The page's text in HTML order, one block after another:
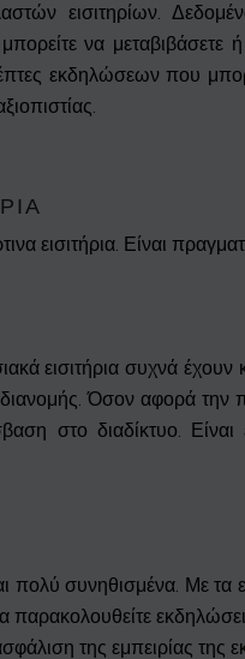
εισιτηρίων.
να
εκδηλώσεων που
εισιτήρια. Είναι
εισιτήρια συχνά
Όσον αφορά την
στο διαδίκτυο.
πολύ συνηθισμένα. Με τα
παρακολουθείτε
της εμπειρίας της